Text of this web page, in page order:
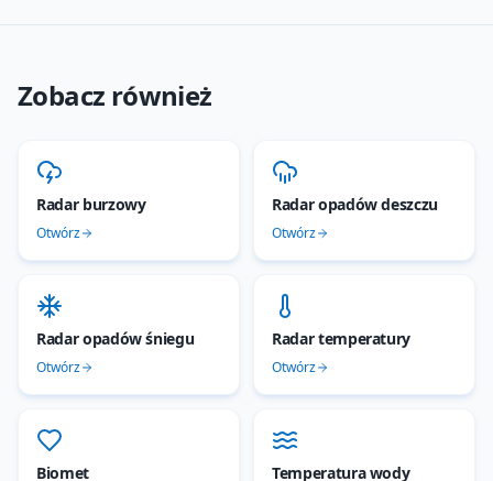
Zobacz również
Radar burzowy
Otwórz
Radar opadów deszczu
Otwórz
Radar opadów śniegu
Otwórz
Radar temperatury
Otwórz
Biomet Temperatura wody